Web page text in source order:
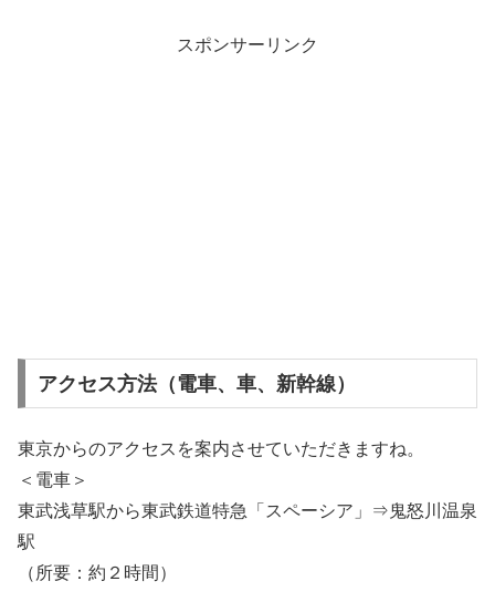
スポンサーリンク
アクセス方法（電車、車、新幹線）
東京からのアクセスを案内させていただきますね。
＜電車＞
東武浅草駅から東武鉄道特急「スペーシア」⇒鬼怒川温泉
駅
（所要：約２時間）